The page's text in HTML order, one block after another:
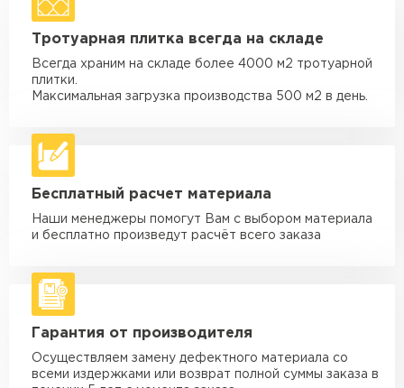
Машина - 1,5 тн до 20 м3
макс. длина груза 4 м
Машина - 3,5 тн до 30 м3
макс. длина груза 6 м
макс. длина груза 6 м
Машина - 10 тн до 50 м3
макс. длина груза 8 м
Машина - 20 тн до 80 м3
от 5 500 ₽
Манипулятор до 5 тн
макс. длина груза 5 м
Манипулятор до 10 тн
макс. длина груза 10 м
Тротуарная плитка всегда на складе
Всегда храним на складе более 4000 м2 тротуарной
плитки.
Максимальная загрузка производства 500 м2 в день.
Бесплатный расчет материала
Наши менеджеры помогут Вам с выбором материала
и бесплатно произведут расчёт всего заказа
Гарантия от производителя
Осуществляем замену дефектного материала со
всеми издержками или возврат полной суммы заказа в